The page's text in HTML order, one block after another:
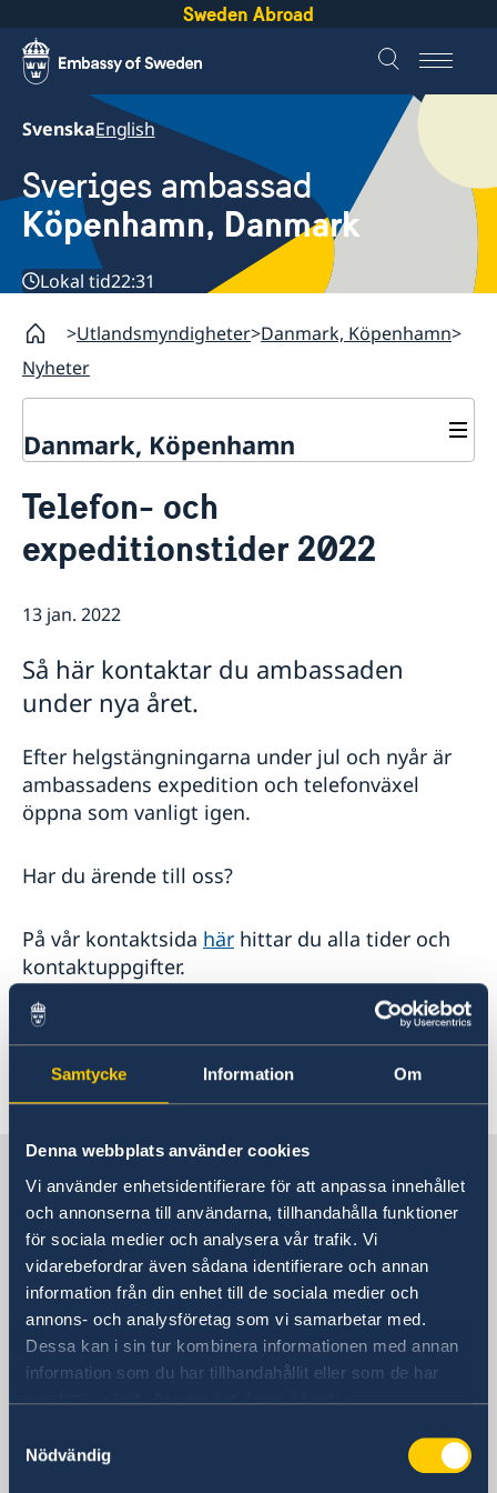
Samtycke Information Om
Denna webbplats använder cookies
Vi använder enhetsidentifierare för att anpassa innehållet
och annonserna till användarna, tillhandahålla funktioner
för sociala medier och analysera vår trafik. Vi
vidarebefordrar även sådana identifierare och annan
information från din enhet till de sociala medier och
annons- och analysföretag som vi samarbetar med.
Dessa kan i sin tur kombinera informationen med annan
information som du har tillhandahållit eller som de har
samlat in när du har använt deras tjänster.
Nödvändig
Sweden Abroad
SvenskaEnglish
Sveriges ambassad
Köpenhamn, Danmark
Lokal tid22:31
Utlandsmyndigheter Danmark, Köpenhamn
Nyheter
Danmark, Köpenhamn
Kontakt/Öppettider
Om oss/Konsulat
Lediga tjänster
Residenset
Ambassaden samarbetar med
Business Sweden
Svenska kyrkan
Öresunddirekt
Så stöttar vi svenska företag
Vi är en resurs för svenska företag
Så kan du få stöd
Svenska företag i Danmark
Anmäl handelshinder
Telefon- och
expeditionstider 2022
13 jan. 2022
Så här kontaktar du ambassaden
under nya året.
Efter helgstängningarna under jul och nyår är
ambassadens expedition och telefonväxel
öppna som vanligt igen.
Har du ärende till oss?
På vår kontaktsida här hittar du alla tider och
kontaktuppgifter.
Gott nytt 2022!
Senast uppdaterad 13 jan. 2022, 14.57
Sverige i Danmark
Sveriges ambassad
Besöksadress
Sveriges ambassad
Amaliegade 5A
1256 Köpenhamn K
Danmark
Amaliegade 5A